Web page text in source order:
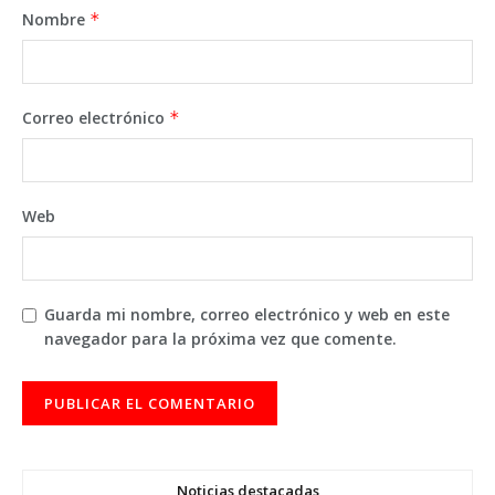
Nombre *
Correo electrónico *
Web
Guarda mi nombre, correo electrónico y web en este
navegador para la próxima vez que comente.
Noticias destacadas